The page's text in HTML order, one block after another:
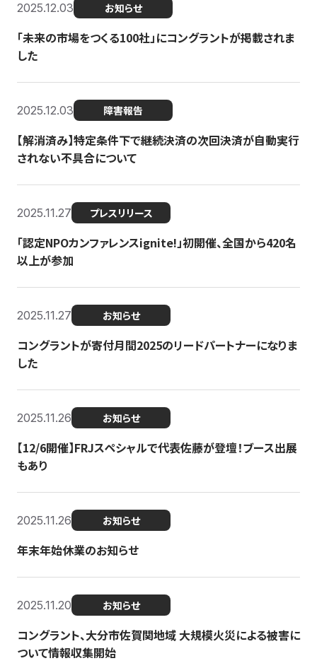
2025.12.03 お知らせ
「未来の市場をつくる100社」にコングラントが掲載されま
した
2025.12.03 障害報告
【解消済み】特定条件下で継続決済の次回決済が自動実行
されない不具合について
2025.11.27 プレスリリース
「認定NPOカンファレンスignite!」初開催、全国から420名
以上が参加
2025.11.27 お知らせ
コングラントが寄付月間2025のリードパートナーになりま
した
2025.11.26 お知らせ
【12/6開催】FRJスペシャルで代表佐藤が登壇！ブース出展
もあり
2025.11.26 お知らせ
年末年始休業のお知らせ
2025.11.20 お知らせ
コングラント、大分市佐賀関地域 大規模火災による被害に
ついて情報収集開始